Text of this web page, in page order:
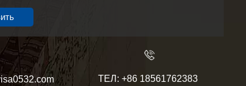
ТЕЛ: +86 18561762383